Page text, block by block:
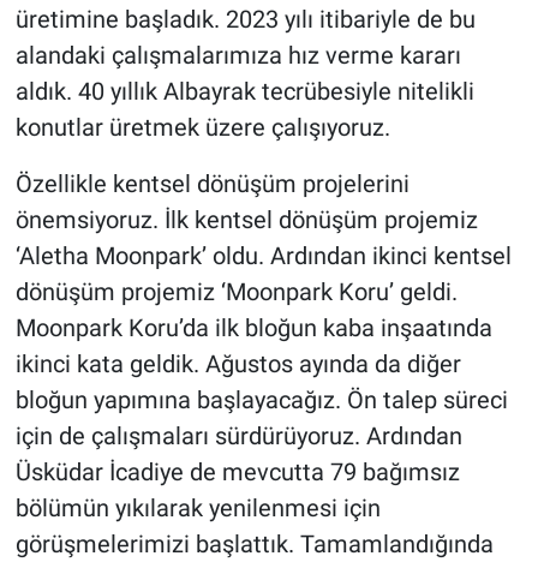
üretimine başladık. 2023 yılı itibariyle de bu
alandaki çalışmalarımıza hız verme kararı
aldık. 40 yıllık Albayrak tecrübesiyle nitelikli
konutlar üretmek üzere çalışıyoruz.
Özellikle kentsel dönüşüm projelerini
önemsiyoruz. İlk kentsel dönüşüm projemiz
‘Aletha Moonpark’ oldu. Ardından ikinci kentsel
dönüşüm projemiz ‘Moonpark Koru’ geldi.
Moonpark Koru’da ilk bloğun kaba inşaatında
ikinci kata geldik. Ağustos ayında da diğer
bloğun yapımına başlayacağız. Ön talep süreci
için de çalışmaları sürdürüyoruz. Ardından
Üsküdar İcadiye de mevcutta 79 bağımsız
bölümün yıkılarak yenilenmesi için
görüşmelerimizi başlattık. Tamamlandığında